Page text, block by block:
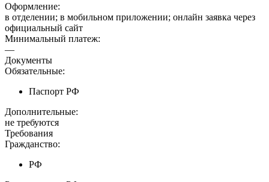
Оформление:
в отделении; в мобильном приложении; онлайн заявка через
официальный сайт
Минимальный платеж:
—
Документы
Обязательные:
Паспорт РФ
Дополнительные:
не требуются
Требования
Гражданство:
РФ